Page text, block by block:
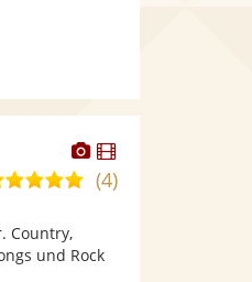
Dieser
Künstler
stellt
bereit.
Dieser
Künstler
5,0
Sternen
(4)
Country,
und Rock